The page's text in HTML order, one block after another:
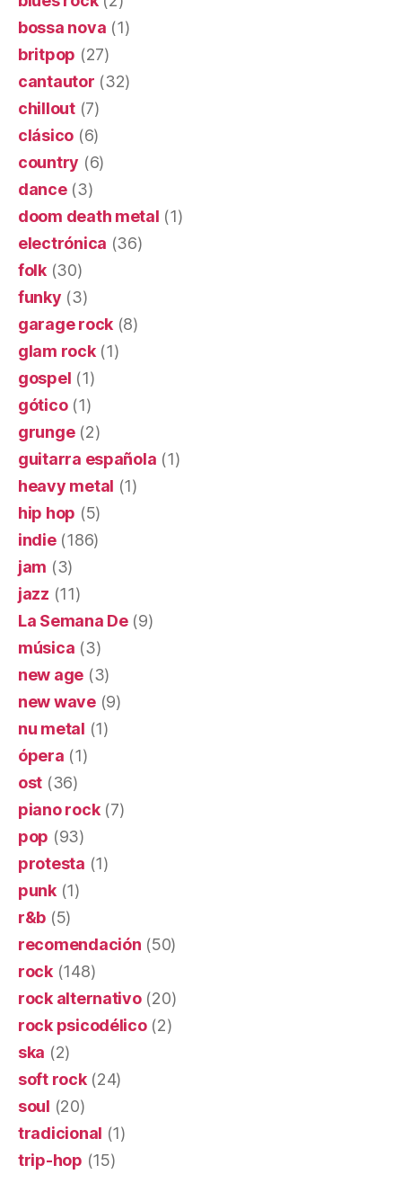
bossa nova (1)
britpop (27)
cantautor (32)
chillout(7)
clásico (6)
country (6)
dance(3)
doom death metal (1)
electrónica (36)
folk(30)
funky (3)
garage rock (8)
glam rock(1)
gospel (1)
gótico(1)
grunge(2)
guitarra española (1)
heavy metal (1)
hip hop (5)
indie(186)
jam (3)
jazz (11)
La Semana De(9)
música (3)
new age (3)
new wave(9)
nu metal (1)
ópera (1)
ost (36)
piano rock(7)
pop (93)
protesta (1)
punk(1)
r&b (5)
recomendación (50)
rock(148)
rock alternativo(20)
rock psicodélico(2)
ska (2)
soft rock(24)
soul (20)
tradicional (1)
trip-hop (15)